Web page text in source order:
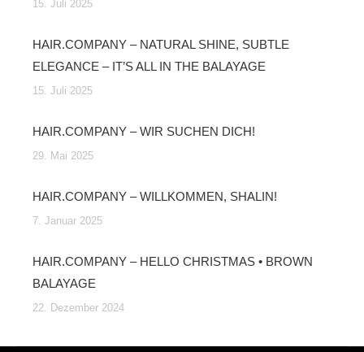
15. Juli 2025
HAIR.COMPANY – NATURAL SHINE, SUBTLE
ELEGANCE – IT’S ALL IN THE BALAYAGE
15. Juli 2025
HAIR.COMPANY – WIR SUCHEN DICH!
29. Mai 2025
HAIR.COMPANY – WILLKOMMEN, SHALIN!
7. Januar 2025
HAIR.COMPANY – HELLO CHRISTMAS • BROWN
BALAYAGE
22. Dezember 2024